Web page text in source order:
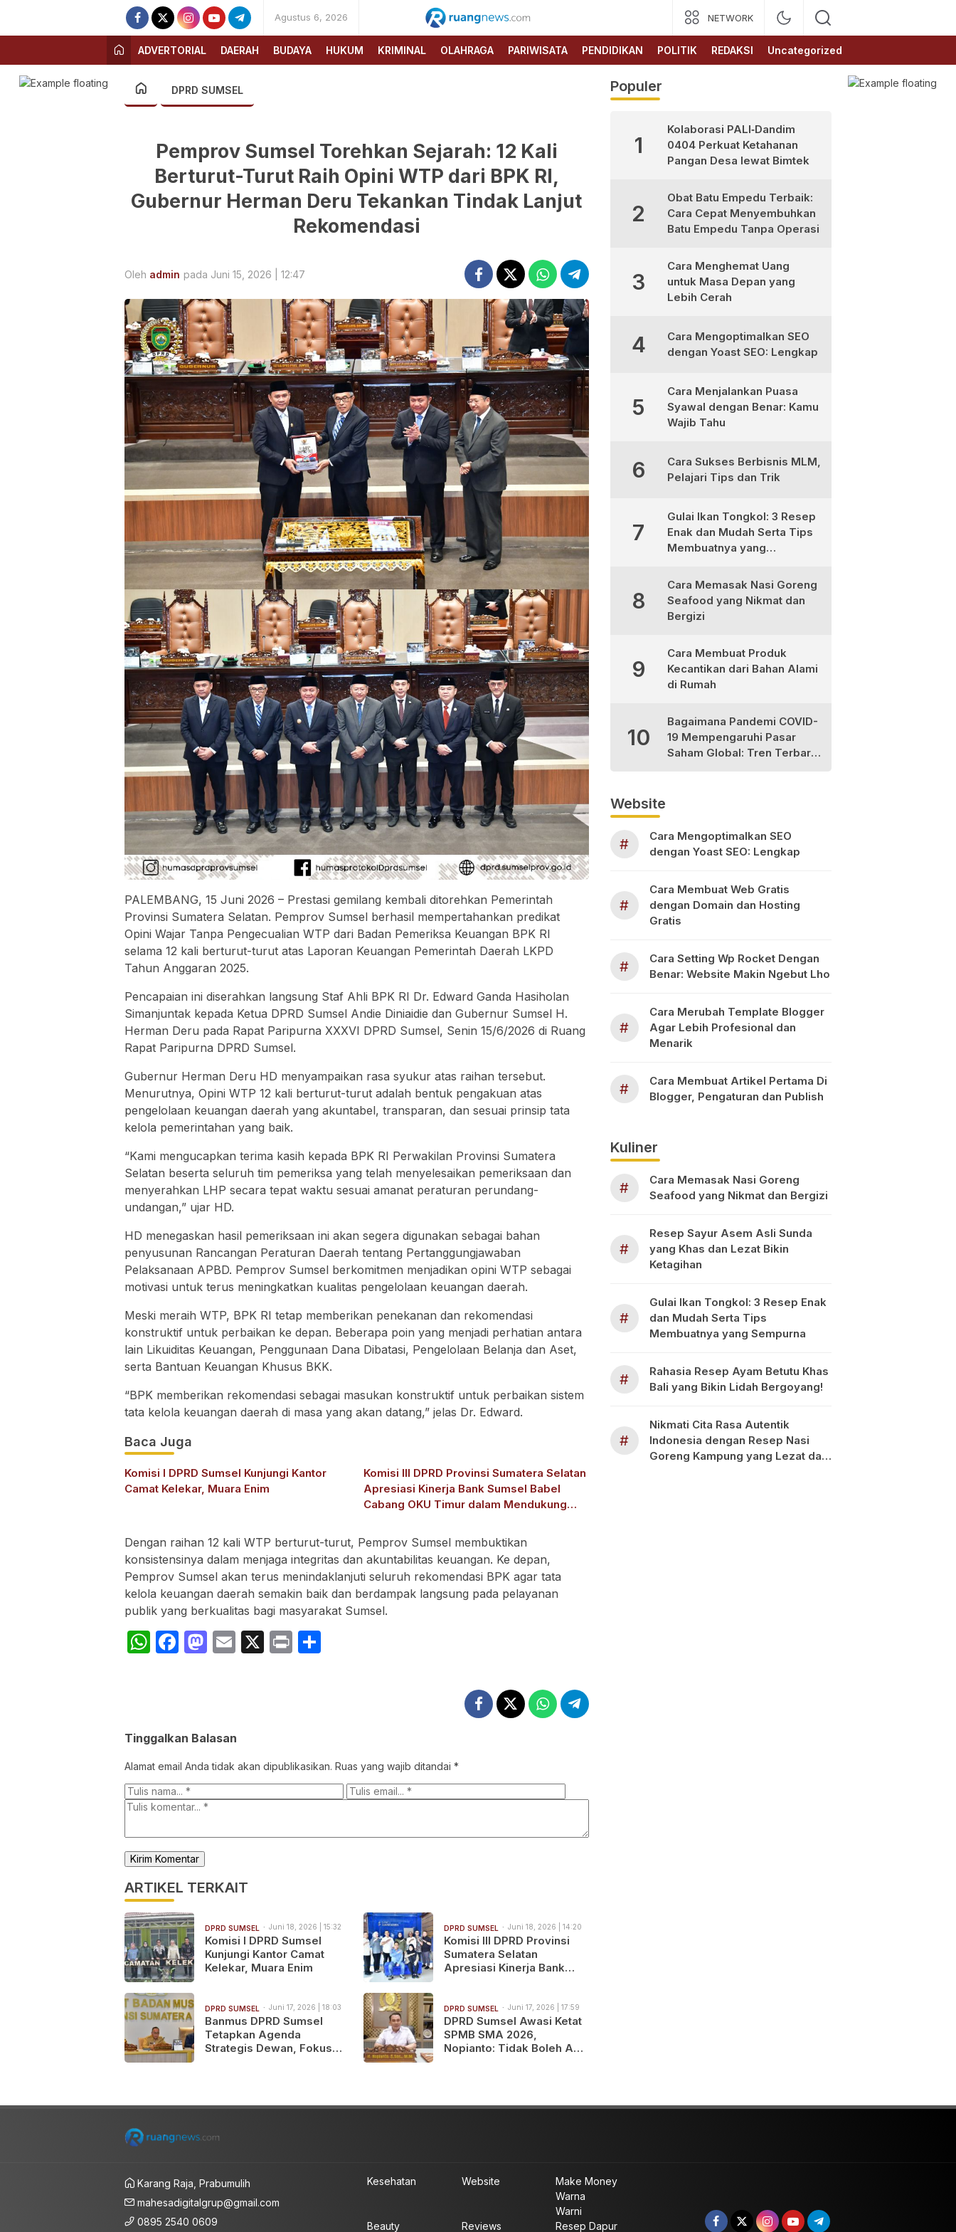
Agustus 6, 2026
RUANG
NEWS
NETWORK
ADVERTORIAL DAERAH BUDAYA HUKUM KRIMINAL OLAHRAGA PARIWISATA PENDIDIKAN POLITIK REDAKSI Uncategorized
DPRD SUMSEL
Pemprov Sumsel Torehkan Sejarah: 12 Kali
Berturut-Turut Raih Opini WTP dari BPK RI,
Gubernur Herman Deru Tekankan Tindak Lanjut
Rekomendasi
Oleh admin pada Juni 15, 2026 | 12:47
PALEMBANG, 15 Juni 2026 – Prestasi gemilang kembali ditorehkan Pemerintah
Provinsi Sumatera Selatan. Pemprov Sumsel berhasil mempertahankan predikat
Opini Wajar Tanpa Pengecualian WTP dari Badan Pemeriksa Keuangan BPK RI
selama 12 kali berturut-turut atas Laporan Keuangan Pemerintah Daerah LKPD
Tahun Anggaran 2025.
Pencapaian ini diserahkan langsung Staf Ahli BPK RI Dr. Edward Ganda Hasiholan
Simanjuntak kepada Ketua DPRD Sumsel Andie Diniaidie dan Gubernur Sumsel H.
Herman Deru pada Rapat Paripurna XXXVI DPRD Sumsel, Senin 15/6/2026 di Ruang
Rapat Paripurna DPRD Sumsel.
Gubernur Herman Deru HD menyampaikan rasa syukur atas raihan tersebut.
Menurutnya, Opini WTP 12 kali berturut-turut adalah bentuk pengakuan atas
pengelolaan keuangan daerah yang akuntabel, transparan, dan sesuai prinsip tata
kelola pemerintahan yang baik.
“Kami mengucapkan terima kasih kepada BPK RI Perwakilan Provinsi Sumatera
Selatan beserta seluruh tim pemeriksa yang telah menyelesaikan pemeriksaan dan
menyerahkan LHP secara tepat waktu sesuai amanat peraturan perundang-
undangan,” ujar HD.
HD menegaskan hasil pemeriksaan ini akan segera digunakan sebagai bahan
penyusunan Rancangan Peraturan Daerah tentang Pertanggungjawaban
Pelaksanaan APBD. Pemprov Sumsel berkomitmen menjadikan opini WTP sebagai
motivasi untuk terus meningkatkan kualitas pengelolaan keuangan daerah.
Meski meraih WTP, BPK RI tetap memberikan penekanan dan rekomendasi
konstruktif untuk perbaikan ke depan. Beberapa poin yang menjadi perhatian antara
lain Likuiditas Keuangan, Penggunaan Dana Dibatasi, Pengelolaan Belanja dan Aset,
serta Bantuan Keuangan Khusus BKK.
“BPK memberikan rekomendasi sebagai masukan konstruktif untuk perbaikan sistem
tata kelola keuangan daerah di masa yang akan datang,” jelas Dr. Edward.
Baca Juga
Komisi I DPRD Sumsel Kunjungi Kantor
Camat Kelekar, Muara Enim
Komisi III DPRD Provinsi Sumatera Selatan
Apresiasi Kinerja Bank Sumsel Babel
Cabang OKU Timur dalam Mendukung
Dengan raihan 12 kali WTP berturut-turut, Pemprov Sumsel membuktikan
konsistensinya dalam menjaga integritas dan akuntabilitas keuangan. Ke depan,
Pemprov Sumsel akan terus menindaklanjuti seluruh rekomendasi BPK agar tata
kelola keuangan daerah semakin baik dan berdampak langsung pada pelayanan
publik yang berkualitas bagi masyarakat Sumsel.
WhatsApp
Facebook
Mastodon
Email
X Print
Tinggalkan Balasan
Alamat email Anda tidak akan dipublikasikan. Ruas yang wajib ditandai *
ARTIKEL TERKAIT
DPRD SUMSEL Juni 18, 2026 | 15:32
Komisi I DPRD Sumsel
Kunjungi Kantor Camat
Kelekar, Muara Enim
DPRD SUMSEL Juni 18, 2026 | 14:20
Komisi III DPRD Provinsi
Sumatera Selatan
Apresiasi Kinerja Bank
Pembangunan Daerah
DPRD SUMSEL Juni 17, 2026 | 18:03
Banmus DPRD Sumsel
Tetapkan Agenda
Strategis Dewan, Fokus
DPRD SUMSEL Juni 17, 2026 | 17:59
DPRD Sumsel Awasi Ketat
SPMB SMA 2026,
Nopianto: Tidak Boleh Ada
Populer
1
Kolaborasi PALI‑Dandim
0404 Perkuat Ketahanan
Pangan Desa lewat Bimtek
2
Obat Batu Empedu Terbaik:
Cara Cepat Menyembuhkan
Batu Empedu Tanpa Operasi
3
Cara Menghemat Uang
untuk Masa Depan yang
Lebih Cerah
4
Cara Mengoptimalkan SEO
dengan Yoast SEO: Lengkap
5
Cara Menjalankan Puasa
Syawal dengan Benar: Kamu
Wajib Tahu
6
Cara Sukses Berbisnis MLM,
Pelajari Tips dan Trik
7
Gulai Ikan Tongkol: 3 Resep
Enak dan Mudah Serta Tips
Membuatnya yang
8
Cara Memasak Nasi Goreng
Seafood yang Nikmat dan
Bergizi
9
Cara Membuat Produk
Kecantikan dari Bahan Alami
di Rumah
10
Bagaimana Pandemi COVID-
19 Mempengaruhi Pasar
Saham Global: Tren Terbaru
Website
#
Cara Mengoptimalkan SEO
dengan Yoast SEO: Lengkap
#
Cara Membuat Web Gratis
dengan Domain dan Hosting
Gratis
#
Cara Setting Wp Rocket Dengan
Benar: Website Makin Ngebut Lho
#
Cara Merubah Template Blogger
Agar Lebih Profesional dan
Menarik
#
Cara Membuat Artikel Pertama Di
Blogger, Pengaturan dan Publish
Kuliner
#
Cara Memasak Nasi Goreng
Seafood yang Nikmat dan Bergizi
#
Resep Sayur Asem Asli Sunda
yang Khas dan Lezat Bikin
Ketagihan
#
Gulai Ikan Tongkol: 3 Resep Enak
dan Mudah Serta Tips
Membuatnya yang Sempurna
#
Rahasia Resep Ayam Betutu Khas
Bali yang Bikin Lidah Bergoyang!
#
Nikmati Cita Rasa Autentik
Indonesia dengan Resep Nasi
Goreng Kampung yang Lezat dan
Karang Raja, Prabumulih
mahesadigitalgrup@gmail.com
0895 2540 0609
Kesehatan Website
Make Money
Warna
Warni
Beauty
Reviews Resep Dapur